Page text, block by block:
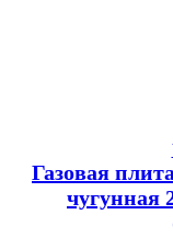
Газовая
чугунная